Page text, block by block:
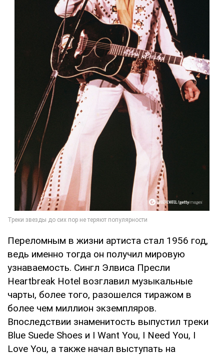
Переломным в жизни артиста стал 1956 год,
ведь именно тогда он получил мировую
узнаваемость. Сингл Элвиса Пресли
Heartbreak Hotel возглавил музыкальные
чарты, более того, разошелся тиражом в
более чем миллион экземпляров.
Впоследствии знаменитость выпустил треки
Blue Suede Shoes и I Want You, I Need You, I
Love You, а также начал выступать на